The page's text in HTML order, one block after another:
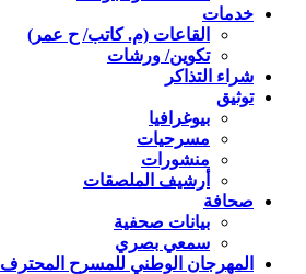
خدمات
القاعات (م. كاتب/ ح عمر)
تكوين/ ورشات
شراء التذاكر
توثيق
بيوغرافيا
مسرحيات
منشورات
أرشيف الملصقات
صحافة
بيانات صحفية
سمعي بصري
المهرجان الوطني للمسرح المحترف